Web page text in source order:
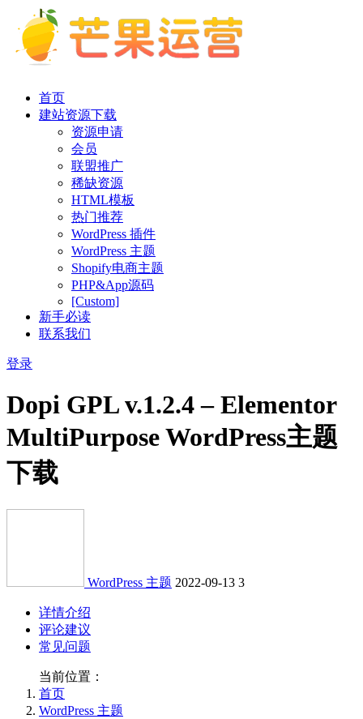
首页
建站资源下载
资源申请
会员
联盟推广
稀缺资源
HTML模板
热门推荐
WordPress 插件
WordPress 主题
Shopify电商主题
PHP&App源码
[Custom]
新手必读
联系我们
登录
Dopi GPL v.1.2.4 – Elementor
MultiPurpose WordPress主题
下载
WordPress 主题 2022-09-13 3
详情介绍
评论建议
常见问题
当前位置：
首页
WordPress 主题